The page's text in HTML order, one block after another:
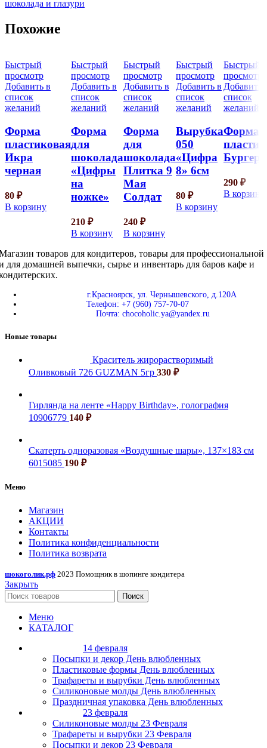
шоколада и глазури
Похожие
Быстрый
просмотр
Добавить в
список
желаний
Форма
пластиковая
Икра
черная
80 ₽
В корзину
Быстрый
просмотр
Добавить в
список
желаний
Форма
для
шоколада
«Цифры
на
ножке»
210 ₽
В корзину
Быстрый
просмотр
Добавить в
список
желаний
Форма
для
шоколада
Плитка 9
Мая
Солдат
240 ₽
В корзину
Быстрый
просмотр
Добавить в
список
желаний
Вырубка
050
«Цифра
8» 6см
80 ₽
В корзину
Быстрый
просмотр
Добавить
список
желаний
Форма
Бургер
290 ₽
В корзину
товаров для кондитеров, товары для профессиональной
для домашней выпечки, сырье и инвентарь для баров кафе и
г.Красноярск, ул. Чернышевского, д.120А
Телефон: +7 (960) 757-70-07
Почта: chocoholic.ya@yandex.ru
Новые товары
Краситель жирорастворимый
Оливковый 726 GUZMAN 5гр 330 ₽
Гирлянда на ленте «Happy Birthday», голография
10906779 140 ₽
Скатерть одноразовая «Воздушные шары», 137×183 см
6015085 190 ₽
Меню
Магазин
АКЦИИ
Контакты
Политика конфиденциальности
Политика возврата
шокоголик.рф 2023 Помощник в шопинге кондитера
Закрыть
Поиск
Меню
КАТАЛОГ
14 февраля
Посыпки и декор День влюбленных
Пластиковые формы День влюбленных
Трафареты и вырубки День влюбленных
Силиконовые молды День влюбленных
Праздничная упаковка День влюбленных
23 февраля
Силиконовые молды 23 Февраля
Трафареты и вырубки 23 Февраля
Посыпки и декор 23 Февраля